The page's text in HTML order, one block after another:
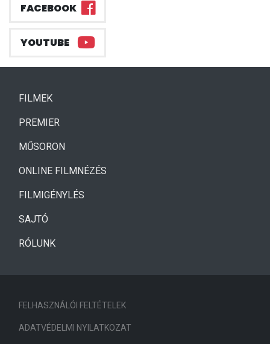
FACEBOOK
YOUTUBE
FILMEK(CURRENT)
PREMIER
MŰSORON
ONLINE FILMNÉZÉS
FILMIGÉNYLÉS
SAJTÓ
RÓLUNK
FELHASZNÁLÓI FELTÉTELEK
ADATVÉDELMI NYILATKOZAT